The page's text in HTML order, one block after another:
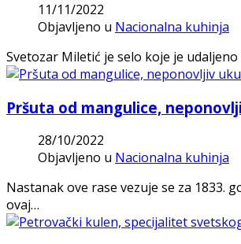
11/11/2022
Objavljeno u Nacionalna kuhinja
Svetozar Miletić je selo koje je
Pršuta od mangulice,
28/10/2022
Objavljeno u Nacionalna kuhinja
Nastanak ove rase vezuje se za 1833.
ovaj…